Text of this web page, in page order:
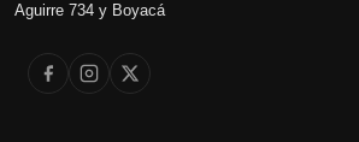
Aguirre 734 y Boyacá